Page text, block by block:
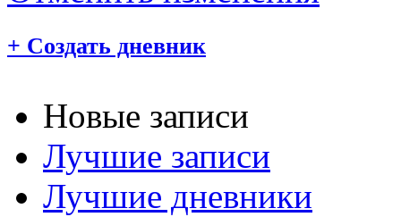
+ Создать дневник
Новые записи
Лучшие записи
Лучшие дневники